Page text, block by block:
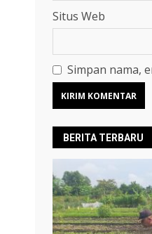
Situs Web
Simpan nama,
BERITA TERBARU